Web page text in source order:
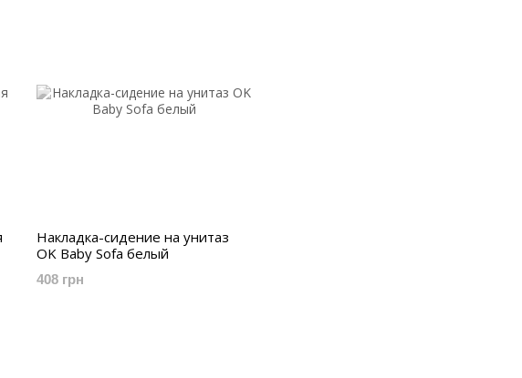
Накладка-сидение на унитаз
OK Baby Sofa белый
408 грн